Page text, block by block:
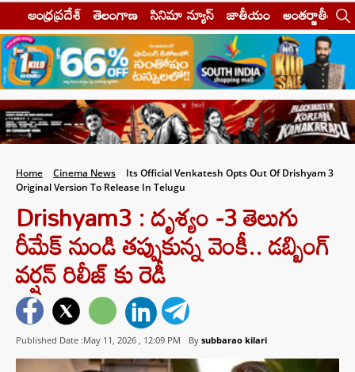
ఆంధ్రప్రదేశ్ తెలంగాణ సినిమా న్యూస్ జాతీయం అంతర్జాతీయం
Home Cinema News
Its Official Venkatesh Opts Out Of Drishyam 3
Original Version To Release In Telugu
Drishyam3 : దృశ్యం -3 తెలుగు
రీమేక్ నుండి తప్పుకున్న వెంకీ.. డబ్బింగ్
వర్షన్ రిలీజ్ కు రెడీ
Published Date :May 11, 2026 , 12:09 PM By subbarao kilari